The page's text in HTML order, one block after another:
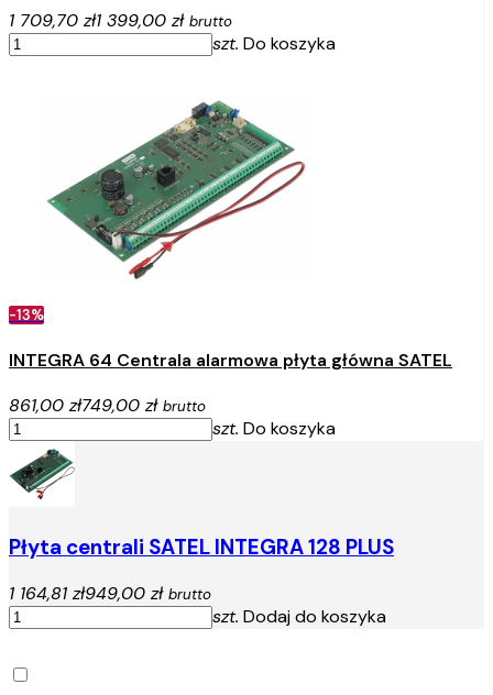
1 709,70 zł1 399,00 zł brutto
szt. Do koszyka
-13%
INTEGRA 64 Centrala alarmowa płyta główna SATEL
861,00 zł749,00 zł brutto
szt. Do koszyka
Płyta centrali SATEL INTEGRA 128 PLUS
1 164,81 zł949,00 zł brutto
szt. Dodaj do koszyka